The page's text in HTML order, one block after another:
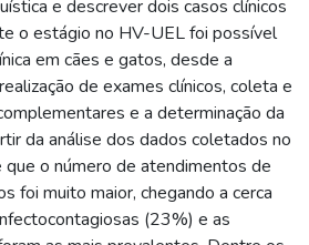
e descrever dois casos clínicos
o estágio no HV-UEL foi possível
em cães e gatos, desde a
de exames clínicos, coleta e
e a determinação da
da análise dos dados coletados no
o número de atendimentos de
foi muito maior, chegando a cerca
(23%) e as